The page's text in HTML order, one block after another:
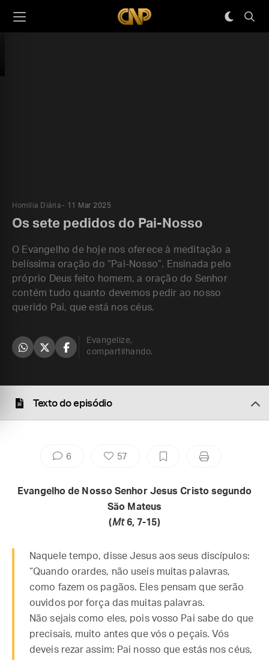
Homilia Diária 11 Mar 2025
Os sete pedidos do Pai-Nosso
O Evangelho de hoje nos oferece à meditação a
belíssima oração do “Pai-Nosso”. Ensinada pelo
próprio Deus feito homem, a oração do Senhor
contém tudo quanto devemos pedir ao nosso
querido Pai, que está nos céus.
Evangelize,
compartilhando.
Texto do episódio
6 57
Evangelho de Nosso Senhor Jesus Cristo segundo
São Mateus
(Mt6, 7-15)
Naquele tempo, disse Jesus aos seus discípulos:
“Quando orardes, não useis muitas palavras,
como fazem os pagãos. Eles pensam que serão
ouvidos por força das muitas palavras.
Não sejais como eles, pois vosso Pai sabe do que
precisais, muito antes que vós o peçais. Vós
deveis rezar assim: Pai nosso que estás nos céus,